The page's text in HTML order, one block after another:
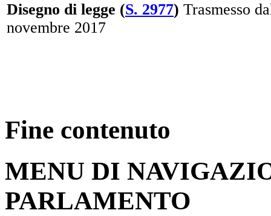
Disegno di legge (S. 2977) Trasmesso
novembre 2017
Fine contenuto
MENU DI
PARLAMENTO